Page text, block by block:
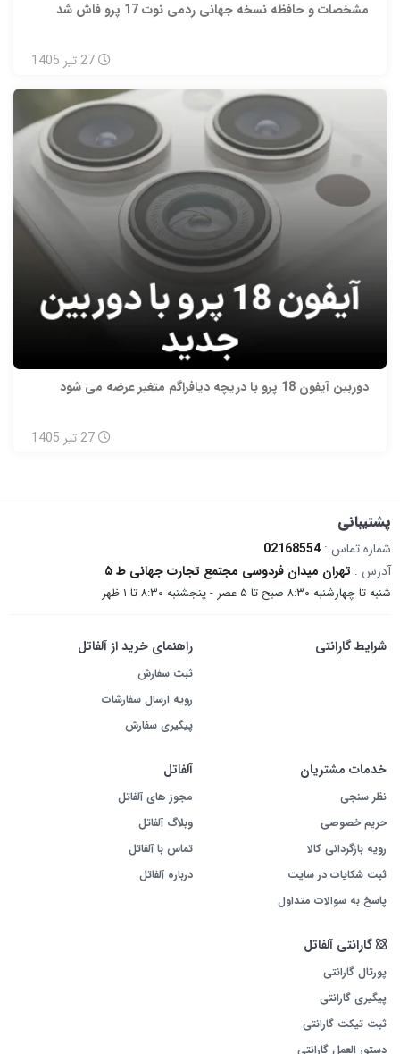
مشخصات و حافظه نسخه جهانی ردمی نوت 17 پرو فاش شد
27 تیر 1405
دوربین آیفون 18 پرو با دریچه دیافراگم متغیر عرضه می شود
27 تیر 1405
پشتیبانی
شماره تماس : 02168554
آدرس : تهران میدان فردوسی مجتمع تجارت جهانی ط ۵
شنبه تا چهارشنبه ۸:۳۰ صبح تا ۵ عصر - پنجشنبه ۸:۳۰ تا ۱ ظهر
شرایط گارانتی راهنمای خرید از آلفاتل
ثبت سفارش
رویه ارسال سفارشات
پیگیری سفارش
خدمات مشتریان
نظر سنجی
حریم خصوصی
رویه بازگردانی کالا
ثبت شکایات در سایت
پاسخ به سوالات متداول
آلفاتل
مجوز های آلفاتل
وبلاگ آلفاتل
تماس با آلفاتل
درباره آلفاتل
گارانتی آلفاتل
پورتال گارانتی
پیگیری گارانتی
ثبت تیکت گارانتی
دستور العمل گارانتی